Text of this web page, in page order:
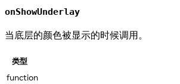
onShowUnderlay
当底层的颜色被显示的时候调用。
类型
function